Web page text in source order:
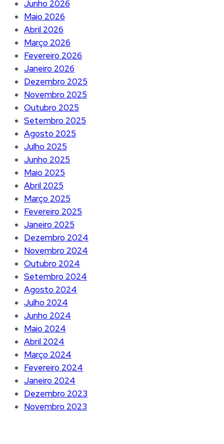
Junho 2026
Maio 2026
Abril 2026
Março 2026
Fevereiro 2026
Janeiro 2026
Dezembro 2025
Novembro 2025
Outubro 2025
Setembro 2025
Agosto 2025
Julho 2025
Junho 2025
Maio 2025
Abril 2025
Março 2025
Fevereiro 2025
Janeiro 2025
Dezembro 2024
Novembro 2024
Outubro 2024
Setembro 2024
Agosto 2024
Julho 2024
Junho 2024
Maio 2024
Abril 2024
Março 2024
Fevereiro 2024
Janeiro 2024
Dezembro 2023
Novembro 2023